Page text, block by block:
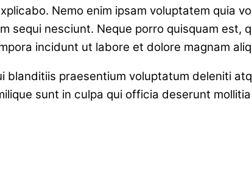
Nemo enim ipsam voluptatem quia
sequi nesciunt. Neque porro quisquam est,
incidunt ut labore et dolore magnam
praesentium voluptatum deleniti
sunt in culpa qui officia deserunt